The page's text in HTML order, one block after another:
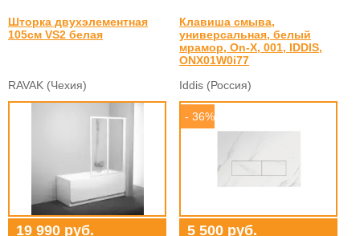
Шторка двухэлементная
105см VS2 белая
RAVAK (Чехия)
19 990 руб.
Клавиша смыва,
универсальная, белый
мрамор, On-X, 001, IDDIS,
ONX01W0i77
Iddis (Россия)
- 36%
5 500 руб.